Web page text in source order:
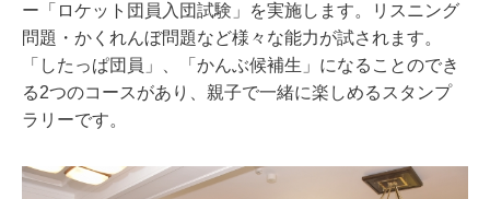
ー「ロケット団員入団試験」を実施します。リスニング
問題・かくれんぼ問題など様々な能力が試されます。
「したっぱ団員」、「かんぶ候補生」になることのでき
る2つのコースがあり、親子で一緒に楽しめるスタンプ
ラリーです。